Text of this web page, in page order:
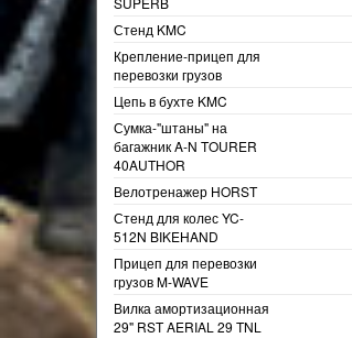
Стенд KMC
Крепление-прицеп для
перевозки грузов
Цепь в бухте KMC
Сумка-"штаны" на
багажник A-N TOURER
40AUTHOR
Велотренажер HORST
Стенд для колес YC-
512N BIKEHAND
Прицеп для перевозки
грузов M-WAVE
Вилка амортизационная
29" RST AERIAL 29 TNL